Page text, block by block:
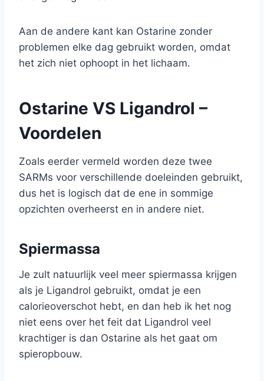
Aan de andere kant kan Ostarine zonder
problemen elke dag gebruikt worden, omdat
het zich niet ophoopt in het lichaam.
Ostarine VS Ligandrol –
Voordelen
Zoals eerder vermeld worden deze twee
SARMs voor verschillende doeleinden gebruikt,
dus het is logisch dat de ene in sommige
opzichten overheerst en in andere niet.
Spiermassa
Je zult natuurlijk veel meer spiermassa krijgen
als je Ligandrol gebruikt, omdat je een
calorieoverschot hebt, en dan heb ik het nog
niet eens over het feit dat Ligandrol veel
krachtiger is dan Ostarine als het gaat om
spieropbouw.